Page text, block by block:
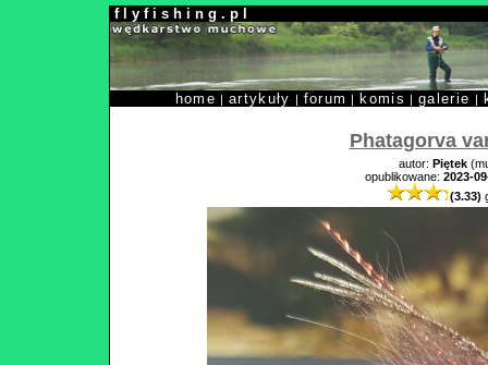
f l y f i s h i n g . p l
home |artykuły | forum | komis |galerie |
Phatagorva
autor: Piętek
opublikowane: 2023-
(3.33)